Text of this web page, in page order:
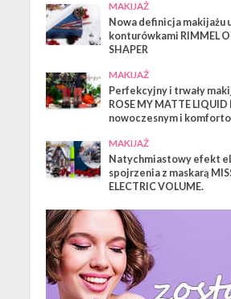
MAKIJAŻ
Nowa definicja makijażu
konturówkami RIMMEL
SHAPER
MAKIJAŻ
Perfekcyjny i trwały
ROSE MY MATTE LIQUID
nowoczesnym i
MAKIJAŻ
Natychmiastowy efekt
spojrzenia z maskarą
ELECTRIC VOLUME.